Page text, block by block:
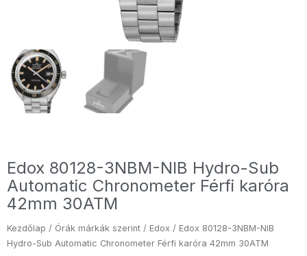
Edox 80128-3NBM-NIB Hydro-Sub
Automatic Chronometer Férfi karóra
42mm 30ATM
Kezdőlap / Órák márkák szerint / Edox / Edox 80128-3NBM-NIB
Hydro-Sub Automatic Chronometer Férfi karóra 42mm 30ATM